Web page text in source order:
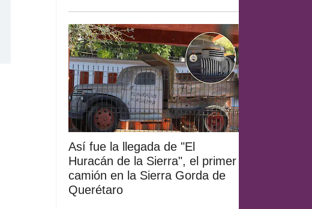
Así fue la llegada de "El
Huracán de la Sierra", el primer
camión en la Sierra Gorda de
Querétaro